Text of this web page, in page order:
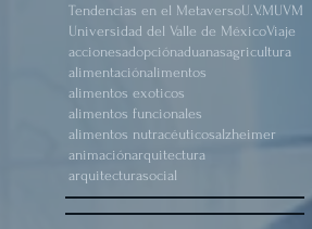
Tendencias en el MetaversoU.V.MUVM
Universidad del Valle de MéxicoViaje
accionesadopciónaduanasagricultura
alimentaciónalimentos
alimentos exoticos
alimentos funcionales
alimentos nutracéuticosalzheimer
animaciónarquitectura
arquitecturasocial